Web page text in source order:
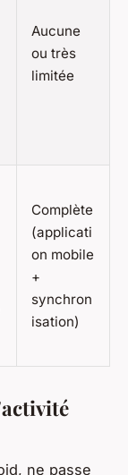
Aucune
ou très
limitée
Complète
(applicati
on mobile
+
synchron
isation)
ne passe